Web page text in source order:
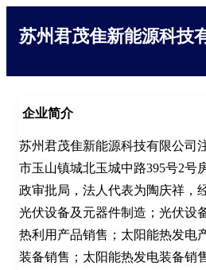
苏州君茂隹新能源科技
企业简介
苏州君茂隹新能源科技有限公司
市玉山镇城北玉城中路395号2号
政审批局，法人代表为陶庆祥，
光伏设备及元器件制造；光伏设
热利用产品销售；太阳能热发电
装备销售；太阳能热发电装备销